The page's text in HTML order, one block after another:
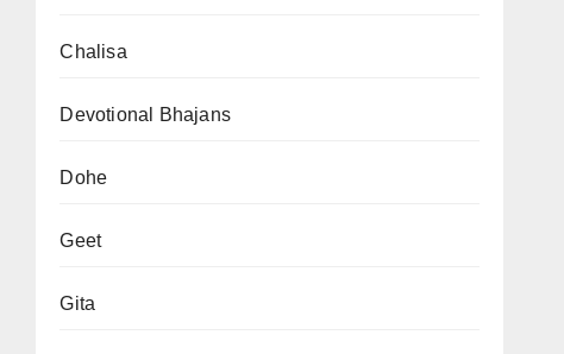
Chalisa
Devotional Bhajans
Dohe
Geet
Gita